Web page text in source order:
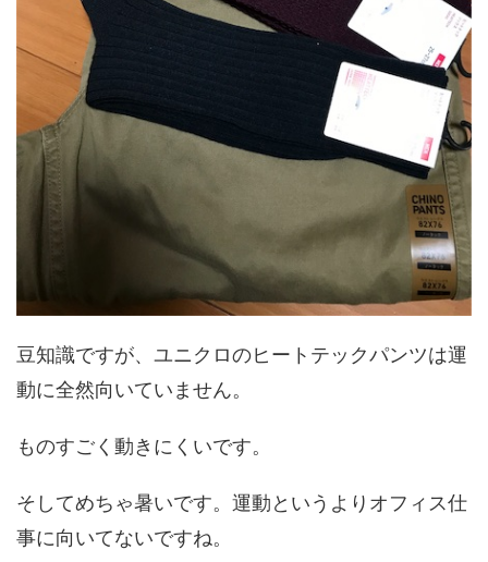
豆知識ですが、ユニクロのヒートテックパンツは運
動に全然向いていません。
ものすごく動きにくいです。
そしてめちゃ暑いです。運動というよりオフィス仕
事に向いてないですね。